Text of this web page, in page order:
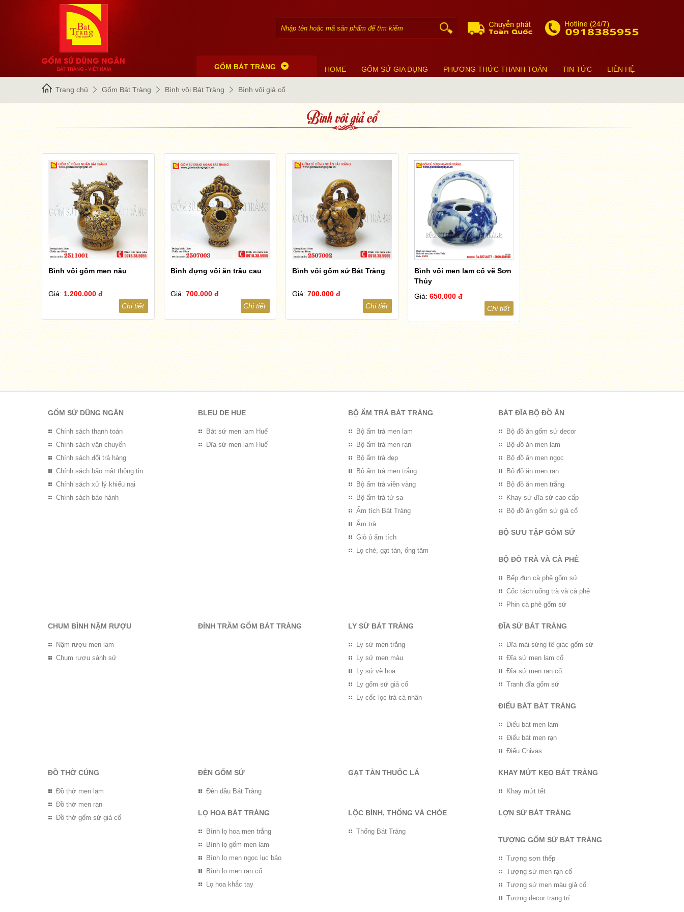
GỐM BÁT TRÀNG HOME GỐM SỨ GIA DỤNG PHƯƠNG THỨC THANH TOÁN TIN TỨC LIÊN HỆ
Trang chủ Gốm Bát Tràng Bình vôi Bát Tràng Bình vôi giả cổ
Bình vôi giả cổ
Bình vôi gốm men nâu
Giá: 1.200.000 đ
Chi tiết
Bình đựng vôi ăn trầu cau
Giá: 700.000 đ
Chi tiết
Bình vôi gốm sứ Bát Tràng
Giá:700.000 đ
Chi tiết
Bình vôi men lam cổ vẽ Sơn
Thủy
Giá: 650.000 đ
Chi tiết
GỐM SỨ DŨNG NGÂN
Chính sách thanh toán
Chính sách vận chuyển
Chính sách đổi trả hàng
Chính sách bảo mật thông tin
Chính sách xử lý khiếu nại
Chính sách bảo hành
BLEU DE HUE
Bát sứ men lam Huế
Đĩa sứ men lam Huế
BỘ ẤM TRÀ BÁT TRÀNG
Bộ ấm trà men lam
Bộ ấm trà men rạn
Bộ ấm trà đẹp
Bộ ấm trà men trắng
Bộ ấm trà viền vàng
Bộ ấm trà tử sa
Ấm tích Bát Tràng
Ấm trà
Giỏ ủ ấm tích
Lọ chè, gạt tàn, ống tăm
BÁT ĐĨA BỘ ĐỒ ĂN
Bộ đồ ăn gốm sứ decor
Bộ đồ ăn men lam
Bộ đồ ăn men ngọc
Bộ đồ ăn men rạn
Bộ đồ ăn men trắng
Khay sứ đĩa sứ cao cấp
Bộ đồ ăn gốm sứ giả cổ
BỘ SƯU TẬP GỐM SỨ
BỘ ĐỒ TRÀ VÀ CÀ PHÊ
Bếp đun cà phê gốm sứ
Cốc tách uống trà và cà phê
Phin cà phê gốm sứ
CHUM BÌNH NẬM RƯỢU
Nậm rượu men lam
Chum rượu sành sứ
ĐỈNH TRẦM GỐM BÁT TRÀNG LY SỨ BÁT TRÀNG
Ly sứ men trắng
Ly sứ men màu
Ly sứ vẽ hoa
Ly gốm sứ giả cổ
Ly cốc lọc trà cá nhân
ĐĨA SỨ BÁT TRÀNG
Đĩa mài sừng tê giác gốm sứ
Đĩa sứ men lam cổ
Đĩa sứ men rạn cổ
Tranh đĩa gốm sứ
ĐIẾU BÁT BÁT TRÀNG
Điếu bát men lam
Điếu bát men rạn
Điếu Chivas
ĐỒ THỜ CÚNG
Đồ thờ men lam
Đồ thờ men rạn
Đồ thờ gốm sứ giả cổ
ĐÈN GỐM SỨ
Đèn dầu Bát Tràng
GẠT TÀN THUỐC LÁ KHAY MỨT KẸO BÁT TRÀNG
Khay mứt tết
LỌ HOA BÁT TRÀNG
Bình lọ hoa men trắng
Bình lọ gốm men lam
Bình lọ men ngọc lục bảo
Bình lọ men rạn cổ
Lọ hoa khắc tay
LỘC BÌNH, THỐNG VÀ CHÓE
Thống Bát Tràng
LỢN SỨ BÁT TRÀNG
TƯỢNG GỐM SỨ BÁT TRÀNG
Tượng sơn thếp
Tượng sứ men rạn cổ
Tượng sứ men màu giả cổ
Tượng decor trang trí